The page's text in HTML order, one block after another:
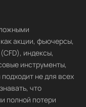
акции, фьючерсы,
индексы,
инструменты,
не для всех
что
полной потери